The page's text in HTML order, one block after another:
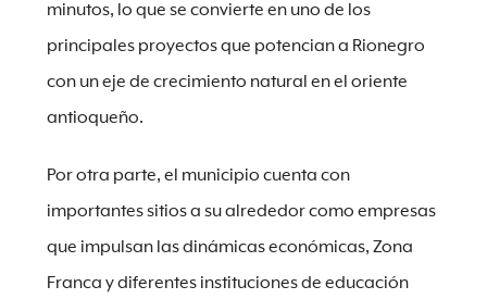
minutos, lo que se convierte en uno de los
principales proyectos que potencian a Rionegro
con un eje de crecimiento natural en el oriente
antioqueño.
Por otra parte, el municipio cuenta con
importantes sitios a su alrededor como empresas
que impulsan las dinámicas económicas, Zona
Franca y diferentes instituciones de educación